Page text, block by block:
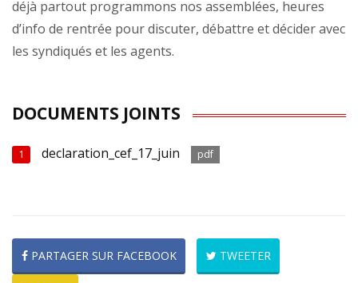
déjà partout programmons nos assemblées, heures
d’info de rentrée pour discuter, débattre et décider avec
les syndiqués et les agents.
DOCUMENTS JOINTS
1 declaration_cef_17_juin pdf
PARTAGER SUR FACEBOOK TWEETER